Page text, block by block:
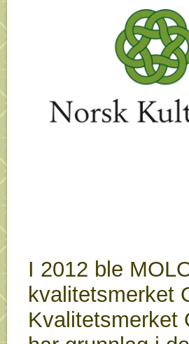
I 2012 ble
kvalitetsmerket
Kvalitetsmerket